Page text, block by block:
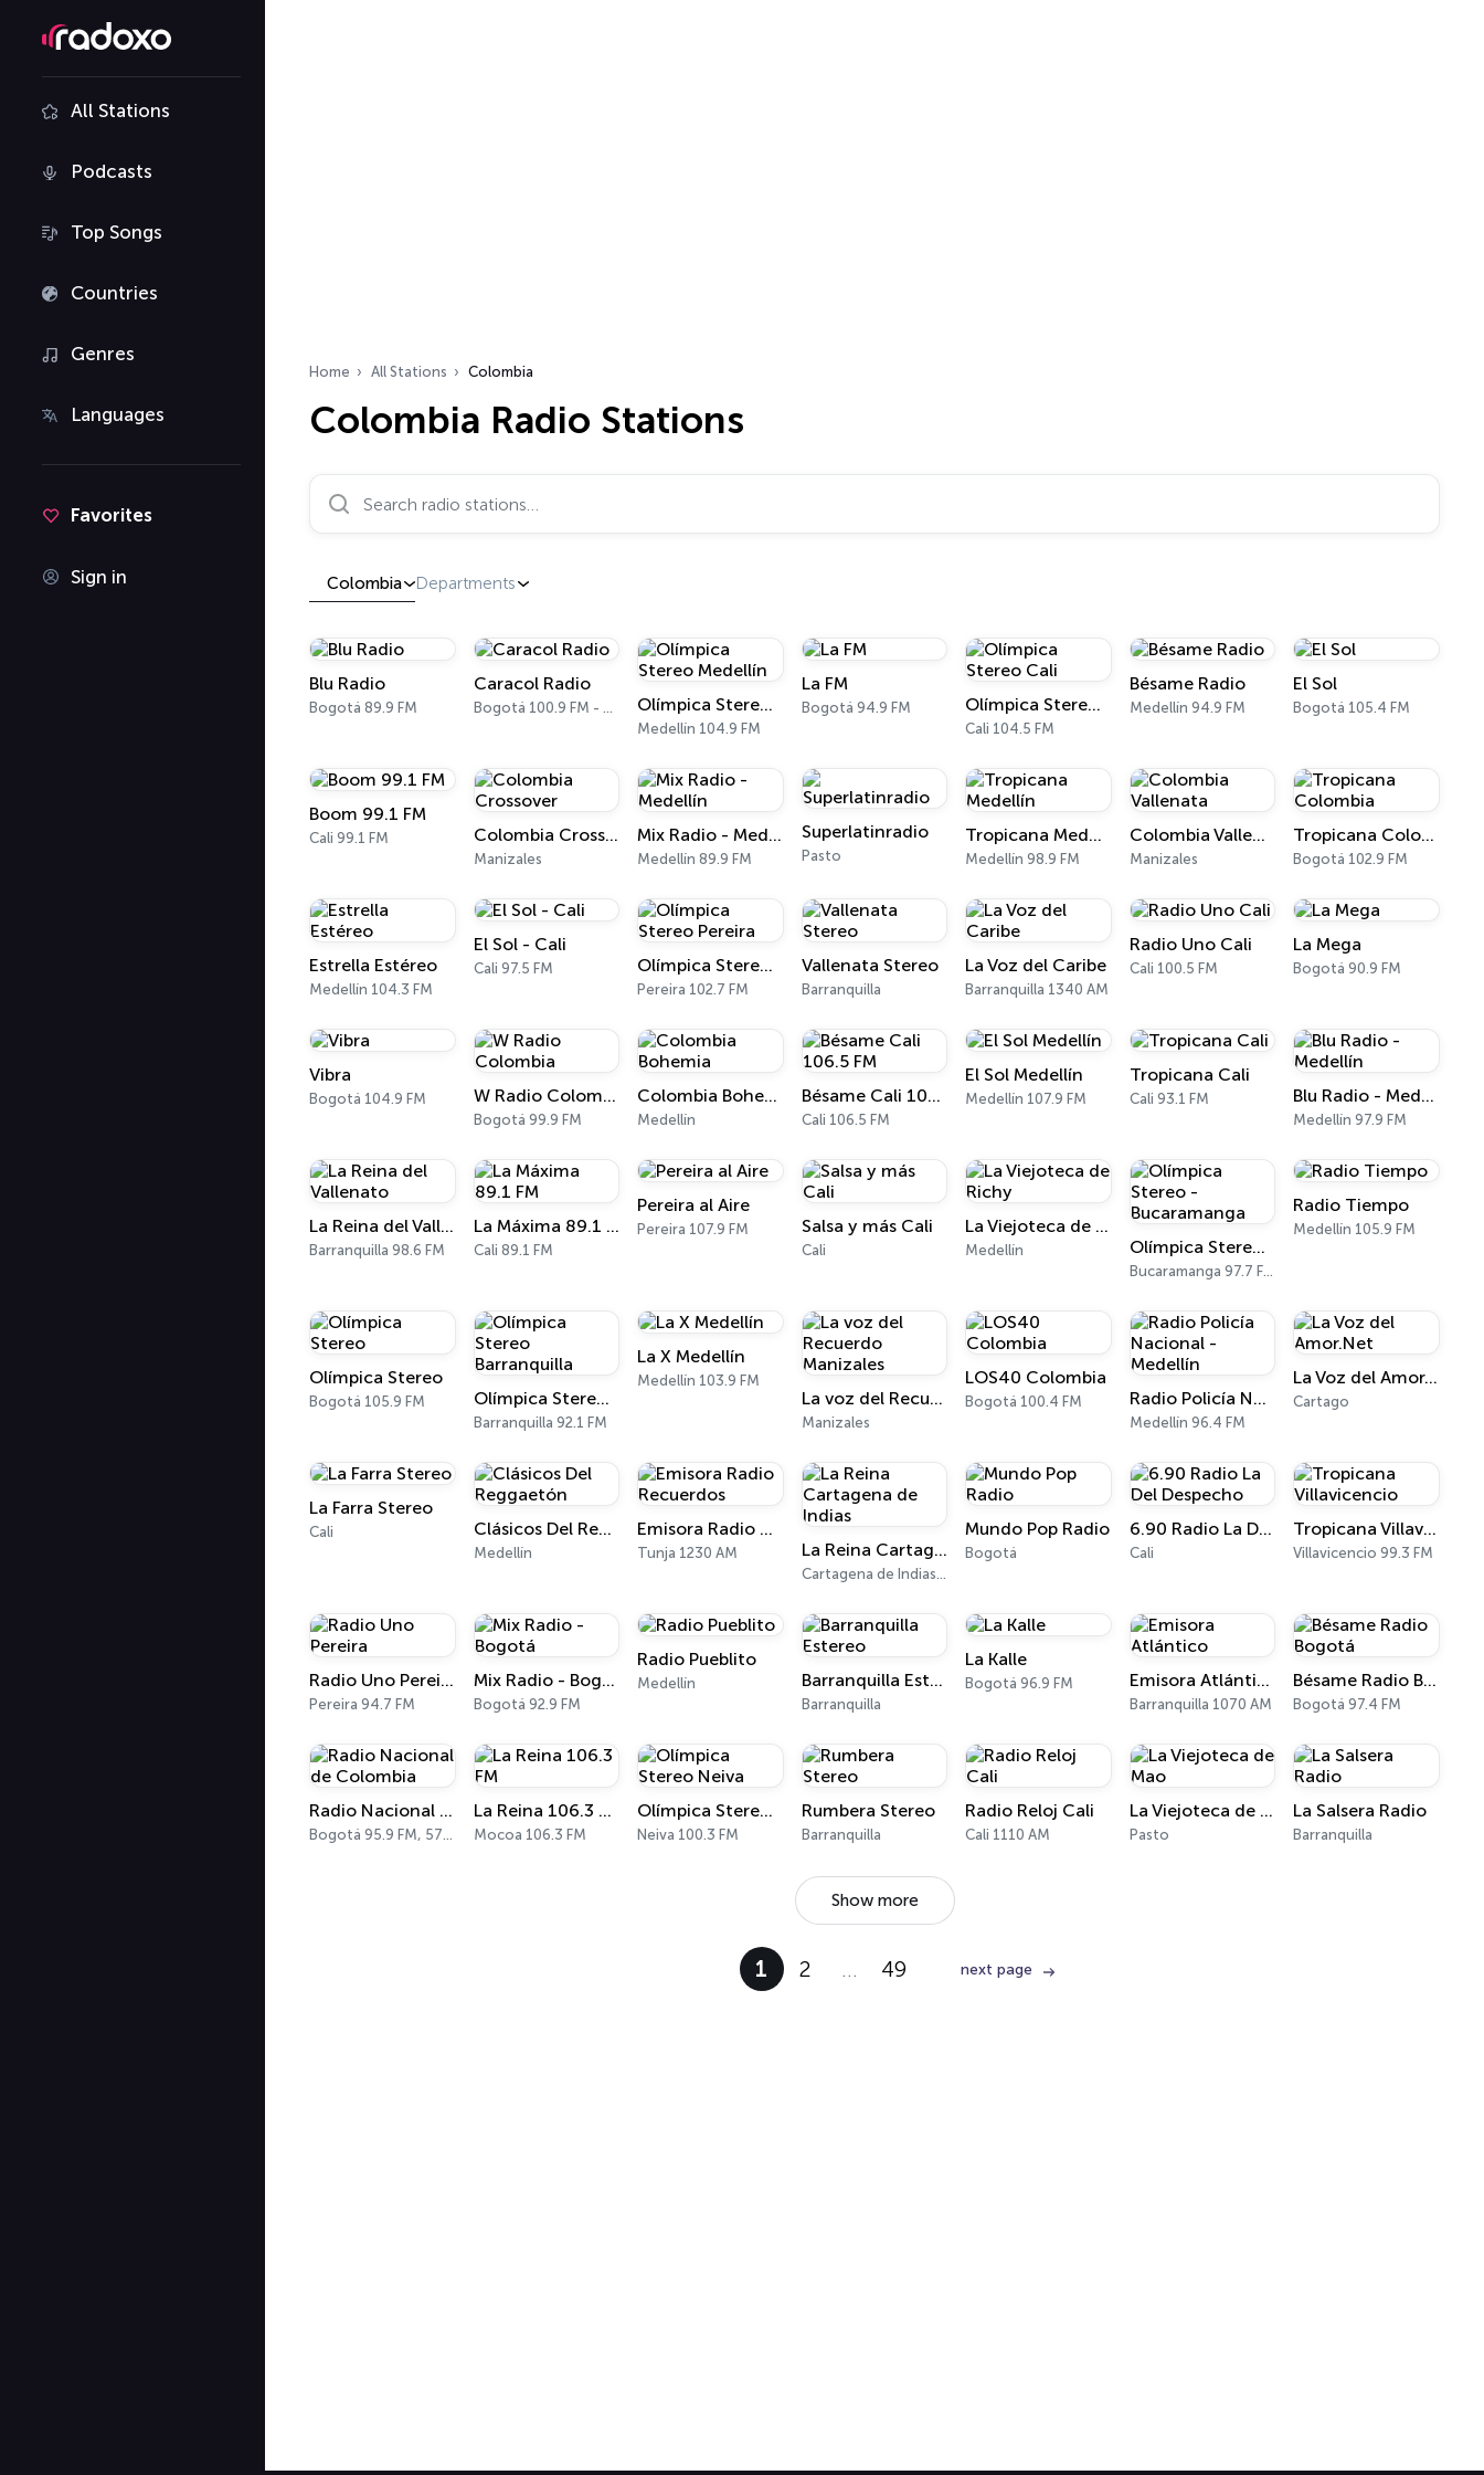
All Stations
Podcasts
Top Songs
Countries
Genres
Languages
Favorites
Sign in
Home All Stations Colombia
Colombia Radio Stations
Search radio stations…
Colombia Departments
Blu Radio
Bogotá 89.9 FM
Caracol Radio
Bogotá 100.9 FM - 810 AM Olímpica Stereo Medellín
Medellín 104.9 FM
La FM
Bogotá 94.9 FM Olímpica Stereo Cali
Cali 104.5 FM
Bésame Radio
Medellín 94.9 FM
El Sol
Bogotá 105.4 FM
Boom 99.1 FM
Cali 99.1 FM Colombia Crossover
Manizales
Mix Radio - Medellín
Medellín 89.9 FM
Superlatinradio
Pasto
Tropicana Medellín
Medellín 98.9 FM
Colombia Vallenata
Manizales
Tropicana Colombia
Bogotá 102.9 FM
Estrella Estéreo
Medellín 104.3 FM
El Sol - Cali
Cali 97.5 FM Olímpica Stereo Pereira
Pereira 102.7 FM
Vallenata Stereo
Barranquilla
La Voz del Caribe
Barranquilla 1340 AM
Radio Uno Cali
Cali 100.5 FM
La Mega
Bogotá 90.9 FM
Vibra
Bogotá 104.9 FM W Radio Colombia
Bogotá 99.9 FM
Colombia Bohemia
Medellín
Bésame Cali 106.5 FM
Cali 106.5 FM
El Sol Medellín
Medellín 107.9 FM
Tropicana Cali
Cali 93.1 FM Blu Radio - Medellín
Medellín 97.9 FM
La Reina del Vallenato
Barranquilla 98.6 FM
La Máxima 89.1 FM
Cali 89.1 FM
Pereira al Aire
Pereira 107.9 FM Salsa y más Cali
Cali
La Viejoteca de Richy
Medellín Olímpica Stereo - Bucaramanga
Bucaramanga 97.7 FM
Radio Tiempo
Medellín 105.9 FM
Olímpica Stereo
Bogotá 105.9 FM Olímpica Stereo Barranquilla
Barranquilla 92.1 FM
La X Medellín
Medellín 103.9 FM
La voz del Recuerdo Manizales
Manizales
LOS40 Colombia
Bogotá 100.4 FM Radio Policía Nacional - Medellín
Medellín 96.4 FM
La Voz del Amor.Net
Cartago
La Farra Stereo
Cali Clásicos Del Reggaetón
Medellín
Emisora Radio Recuerdos
Tunja 1230 AM La Reina Cartagena de Indias
Cartagena de Indias 95.5 FM
Mundo Pop Radio
Bogotá
6.90 Radio La Del Despecho
Cali
Tropicana Villavicencio
Villavicencio 99.3 FM
Radio Uno Pereira
Pereira 94.7 FM
Mix Radio - Bogotá
Bogotá 92.9 FM
Radio Pueblito
Medellín Barranquilla Estereo
Barranquilla
La Kalle
Bogotá 96.9 FM Emisora Atlántico
Barranquilla 1070 AM
Bésame Radio Bogotá
Bogotá 97.4 FM
Radio Nacional de Colombia
Bogotá 95.9 FM, 570 AM
La Reina 106.3 FM
Mocoa 106.3 FM
Olímpica Stereo Neiva
Neiva 100.3 FM
Rumbera Stereo
Barranquilla
Radio Reloj Cali
Cali 1110 AM
La Viejoteca de Mao
Pasto
La Salsera Radio
Barranquilla
Show more
1 2 … 49 next page